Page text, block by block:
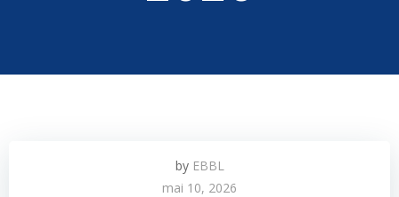
by EBBL
mai 10, 2026